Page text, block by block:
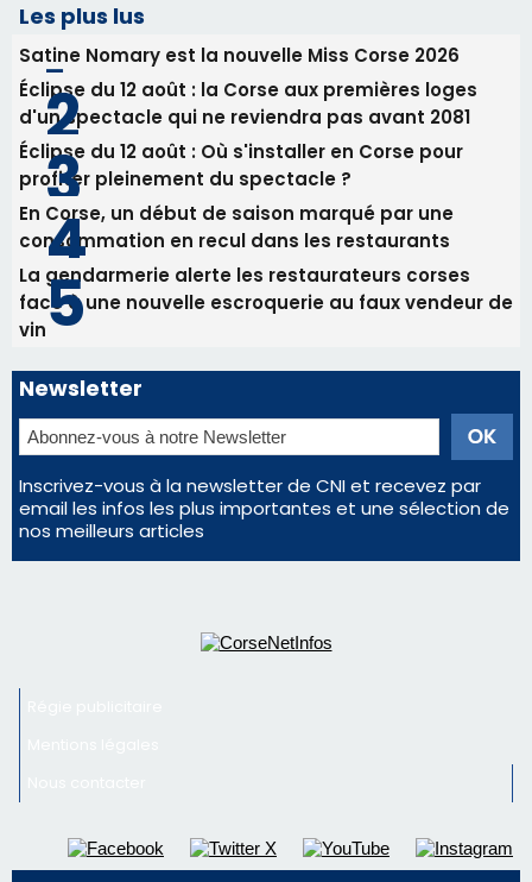
Les plus lus
Satine Nomary est la nouvelle Miss Corse 2026
Éclipse du 12 août : la Corse aux premières loges
d'un spectacle qui ne reviendra pas avant 2081
Éclipse du 12 août : Où s'installer en Corse pour
profiter pleinement du spectacle ?
En Corse, un début de saison marqué par une
consommation en recul dans les restaurants
La gendarmerie alerte les restaurateurs corses
face à une nouvelle escroquerie au faux vendeur de
vin
Newsletter
Inscrivez-vous à la newsletter de CNI et recevez par
email les infos les plus importantes et une sélection de
nos meilleurs articles